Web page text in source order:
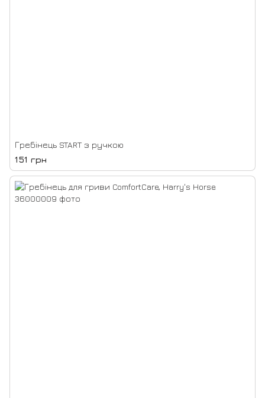
Гребінець START з ручкою
151 грн